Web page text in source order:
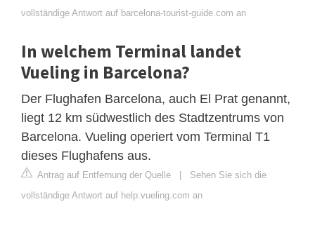
vollständige Antwort auf barcelona-tourist-guide.com an
In welchem Terminal landet
Vueling in Barcelona?
Der Flughafen Barcelona, auch El Prat genannt,
liegt 12 km südwestlich des Stadtzentrums von
Barcelona. Vueling operiert vom Terminal T1
dieses Flughafens aus.
Antrag auf Entfernung der Quelle
Sehen Sie sich die
vollständige Antwort auf help.vueling.com an